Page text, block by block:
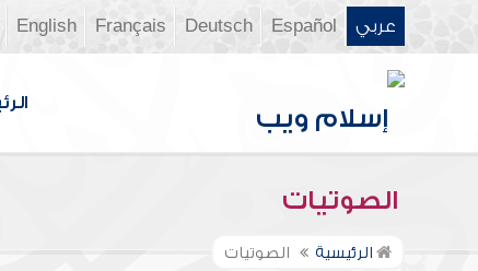
عربي Español
Deutsch
Français
English
الصوتيات
الرئيسية الصوتيات